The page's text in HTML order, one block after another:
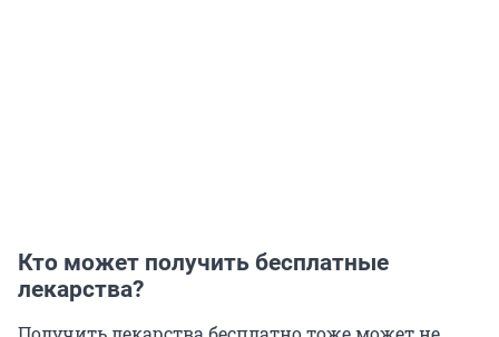
Кто может получить бесплатные
лекарства?